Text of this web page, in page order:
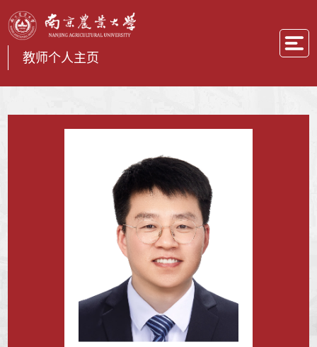
教师个人主页